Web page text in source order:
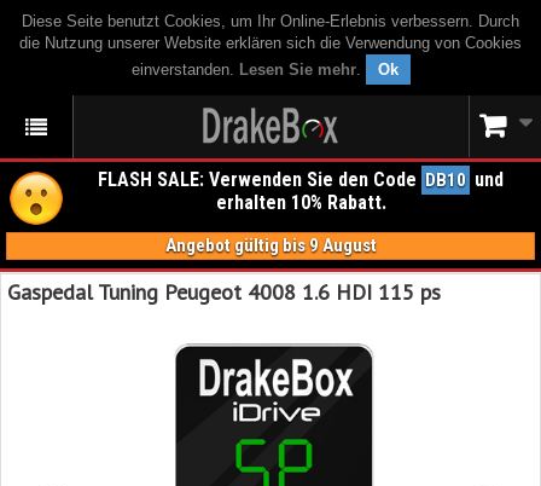
Diese Seite benutzt Cookies, um Ihr Online-Erlebnis verbessern. Durch
die Nutzung unserer Website erklären sich die Verwendung von Cookies
einverstanden. Lesen Sie mehr. Ok
FLASH SALE: Verwenden Sie den Code DB10 und
erhalten 10% Rabatt.
Angebot gültig bis 9 August
Gaspedal Tuning Peugeot 4008 1.6 HDI 115 ps